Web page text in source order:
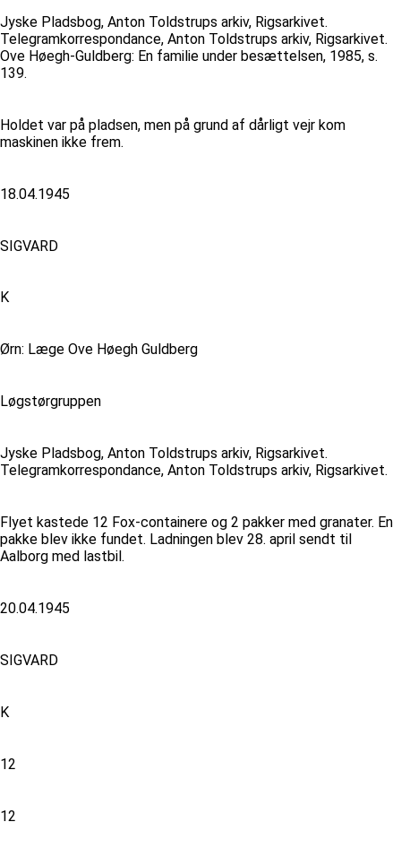
Jyske Pladsbog, Anton Toldstrups arkiv, Rigsarkivet.
Telegramkorrespondance, Anton Toldstrups arkiv, Rigsarkivet.
Ove Høegh-Guldberg: En familie under besættelsen, 1985, s.
139.
Holdet var på pladsen, men på grund af dårligt vejr kom
maskinen ikke frem.
18.04.1945
SIGVARD
K
Ørn: Læge Ove Høegh Guldberg
Løgstørgruppen
Jyske Pladsbog, Anton Toldstrups arkiv, Rigsarkivet.
Telegramkorrespondance, Anton Toldstrups arkiv, Rigsarkivet.
Flyet kastede 12 Fox-containere og 2 pakker med granater. En
pakke blev ikke fundet. Ladningen blev 28. april sendt til
Aalborg med lastbil.
20.04.1945
SIGVARD
K
12
12